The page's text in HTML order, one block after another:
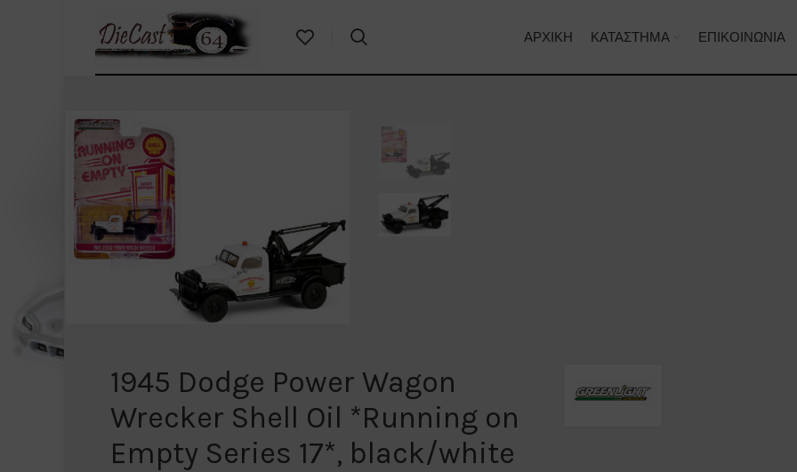
ΑΡΧΙΚΉ ΚΑΤΆΣΤΗΜΑ ΕΠΙΚΟΙΝΩΝΊΑ
1945 Dodge Power Wagon
Wrecker Shell Oil *Running on
Empty Series 17*, black/white